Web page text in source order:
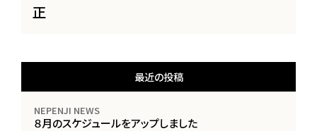
正
最近の投稿
NEPENJI NEWS
８月のスケジュールをアップしました